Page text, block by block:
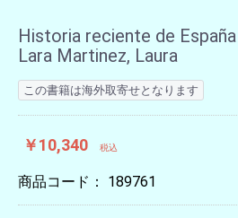
Historia reciente de
Lara Martinez, Laura
この書籍は海外取寄せとなります
￥10,340 税込
商品コード： 189761